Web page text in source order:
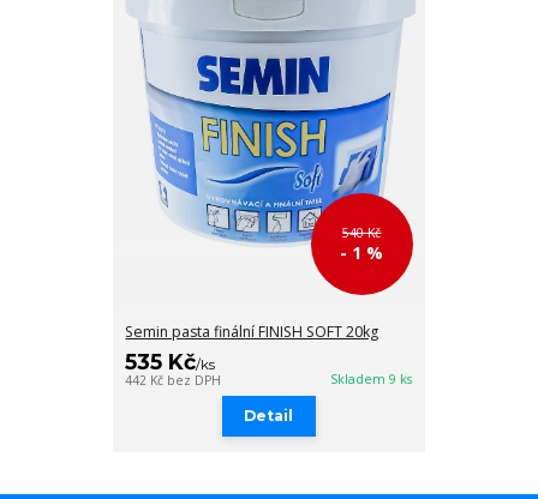
540 Kč
- 1 %
Semin pasta finální FINISH SOFT 20kg
535 Kč/ks
442 Kč bez DPH Skladem 9 ks
Detail